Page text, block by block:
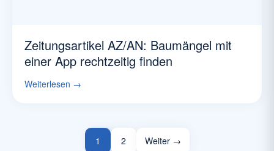
Zeitungsartikel AZ/AN: Baumängel mit
einer App rechtzeitig finden
Weiterlesen →
1 2 Weiter →